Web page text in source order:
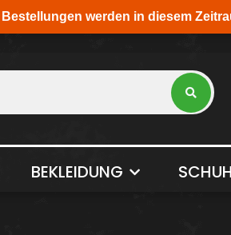
BEKLEIDUNG